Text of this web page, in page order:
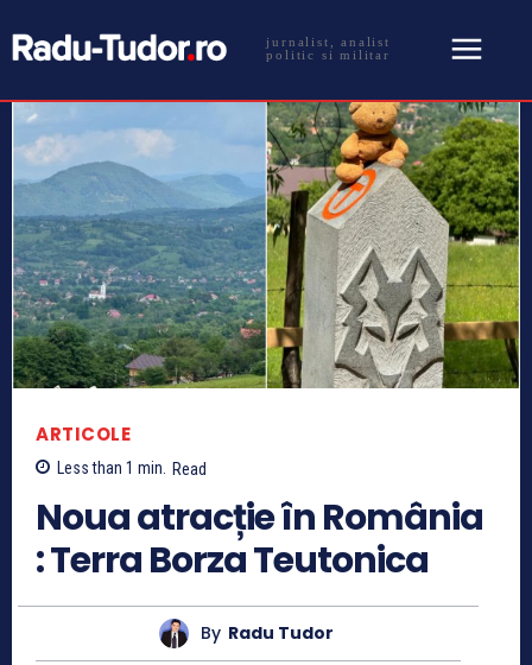
jurnalist, analist
politic si militar
ARTICOLE
Less than 1 min. Read
Noua atracție în România
: Terra Borza Teutonica
By Radu Tudor